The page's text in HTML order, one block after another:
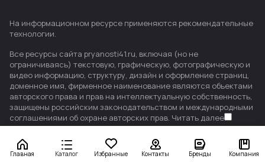
Главная Каталог Избранные Контакты Бренды Компания
На информационном ресурсе применяются рекомендательные
технологии.
Все ресурсы сайта pryanosti41.ru, включая (но не
ограничиваясь) текстовую, графическую, фотографическую и
видео информацию, структуру, дизайн и оформление страниц,
доменное имя, фирменное наименование являются объектами
авторского права и прав на интеллектуальную собственность,
защищены российским законодательством и международными
соглашениями об охране авторских прав. Читать далее